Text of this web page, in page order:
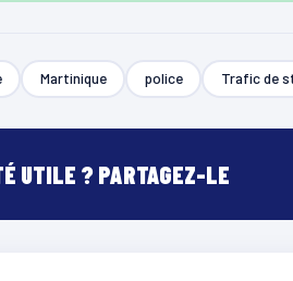
Martinique police Trafic de
UTILE ? PARTAGEZ-LE